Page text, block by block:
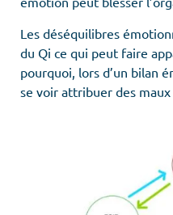
Les déséquilibres
du Qi ce qui peut faire
pourquoi, lors d’un bilan
se voir attribuer des maux